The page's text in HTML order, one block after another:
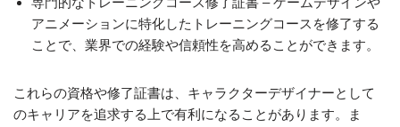
アニメーションに特化したトレーニングコースを修了する
ことで、業界での経験や信頼性を高めることができます。
これらの資格や修了証書は、キャラクターデザイナーとして
のキャリアを追求する上で有利になることがあります。ま